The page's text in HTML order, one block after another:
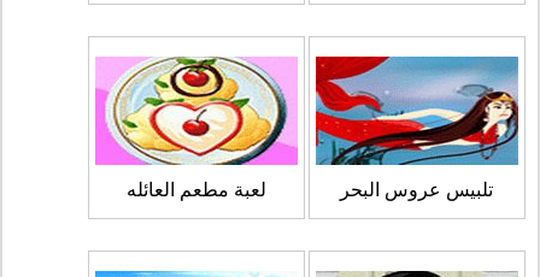
تلبيس عروس البحر لعبة مطعم العائله